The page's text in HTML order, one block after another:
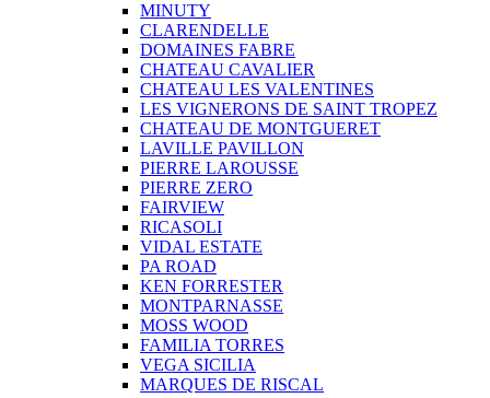
MINUTY
CLARENDELLE
DOMAINES FABRE
CHATEAU CAVALIER
CHATEAU LES VALENTINES
LES VIGNERONS DE SAINT TROPEZ
CHATEAU DE MONTGUERET
LAVILLE PAVILLON
PIERRE LAROUSSE
PIERRE ZERO
FAIRVIEW
RICASOLI
VIDAL ESTATE
PA ROAD
KEN FORRESTER
MONTPARNASSE
MOSS WOOD
FAMILIA TORRES
VEGA SICILIA
MARQUES DE RISCAL